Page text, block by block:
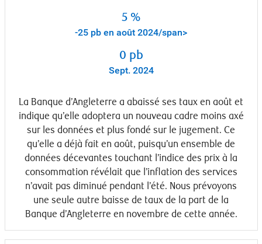
5 %
-25 pb en août 2024/span>
0 pb
Sept. 2024
La Banque d’Angleterre a abaissé ses taux en août et
indique qu’elle adoptera un nouveau cadre moins axé
sur les données et plus fondé sur le jugement. Ce
qu’elle a déjà fait en août, puisqu’un ensemble de
données décevantes touchant l’indice des prix à la
consommation révélait que l’inflation des services
n’avait pas diminué pendant l’été. Nous prévoyons
une seule autre baisse de taux de la part de la
Banque d’Angleterre en novembre de cette année.